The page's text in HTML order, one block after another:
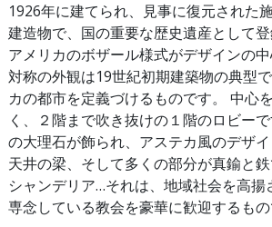
1926年に建てられ、見事に復元された
建造物で、国の重要な歴史遺産として登
アメリカのボザール様式がデザインの
対称の外観は19世紀初期建築物の典型
カの都市を定義づけるものです。 中心
く、２階まで吹き抜けの１階のロビー
の大理石が飾られ、アステカ風のデザ
天井の梁、そして多くの部分が真鍮と
シャンデリア…それは、地域社会を高揚
専念している教会を豪華に歓迎するもの